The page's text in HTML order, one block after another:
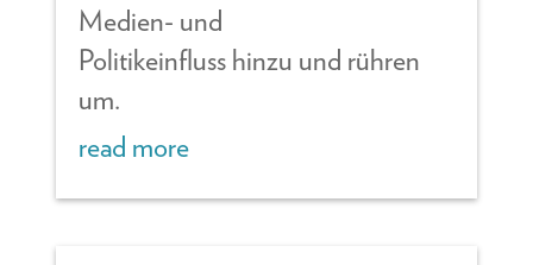
Medien- und
Politikeinfluss hinzu und rühren
um.
read more